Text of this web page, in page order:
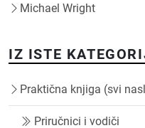
Michael Wright
IZ ISTE
Praktična knjiga (svi
Priručnici i vodiči